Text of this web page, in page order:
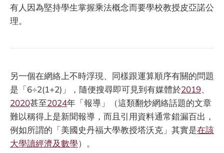
有人因為堅持學生掌握乘法概念而要學校教授皮亞諾公
理。
另一個在網絡上不時浮現、同樣跟運算順序有關的問題
是「6÷2(1+2)」，隨便搜尋即可見到有媒體於2019、
2020甚至2024年「報導」（這類翻炒網絡話題的文章
難以稱得上是新聞報導，而且引用資料通常錯漏百出，
例如所謂的「美國史丹福大學教授塔沃克」其實是在該
大學讀經濟及數學）。